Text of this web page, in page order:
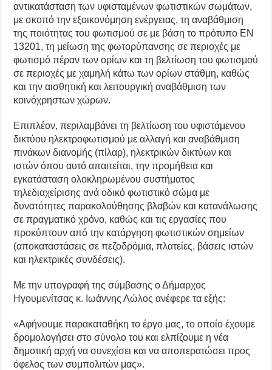
αντικατάσταση των υφισταμένων φωτιστικών σωμάτων,
με σκοπό την εξοικονόμηση ενέργειας, τη αναβάθμιση
της ποιότητας του φωτισμού σε με βάση το πρότυπο ΕΝ
13201, τη μείωση της φωτορύπανσης σε περιοχές με
φωτισμό πέραν των ορίων και τη βελτίωση του φωτισμού
σε περιοχές με χαμηλή κάτω των ορίων στάθμη, καθώς
και την αισθητική και λειτουργική αναβάθμιση των
κοινόχρηστων χώρων.
Επιπλέον, περιλαμβάνει τη βελτίωση του υφιστάμενου
δικτύου ηλεκτροφωτισμού με αλλαγή και αναβάθμιση
πινάκων διανομής (πίλαρ), ηλεκτρικών δικτύων και
ιστών όπου αυτό απαιτείται, την προμήθεια και
εγκατάσταση ολοκληρωμένου συστήματος
τηλεδιαχείρισης ανά οδικό φωτιστικό σώμα με
δυνατότητες παρακολούθησης βλαβών και κατανάλωσης
σε πραγματικό χρόνο, καθώς και τις εργασίες που
προκύπτουν από την κατάργηση φωτιστικών σημείων
(αποκαταστάσεις σε πεζοδρόμια, πλατείες, βάσεις ιστών
και ηλεκτρικές συνδέσεις).
Με την υπογραφή της σύμβασης ο Δήμαρχος
Ηγουμενίτσας κ. Ιωάννης Λώλος ανέφερε τα εξής:
«Αφήνουμε παρακαταθήκη το έργο μας, το οποίο έχουμε
δρομολογήσει στο σύνολο του και ελπίζουμε η νέα
δημοτική αρχή να συνεχίσει και να αποπερατώσει προς
όφελος των συμπολιτών μας».